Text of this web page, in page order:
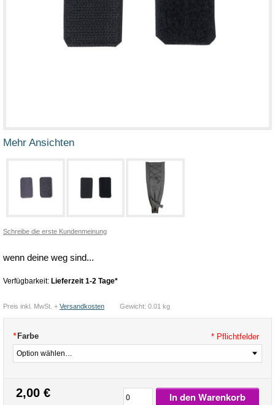
Mehr Ansichten
Schreibe die erste Kundenmeinung
wenn deine weg sind...
Verfügbarkeit: Lieferzeit 1-2 Tage*
Preis inkl. MwSt. + Versandkosten Gewicht: 0.01 kg
*Farbe * Pflichtfelder
2,00 € In den Warenkorb